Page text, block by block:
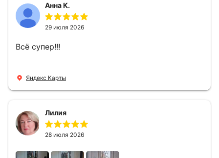
Анна К.
29 июля 2026
Всё супер!!!
Яндекс Карты
Лилия
28 июля 2026